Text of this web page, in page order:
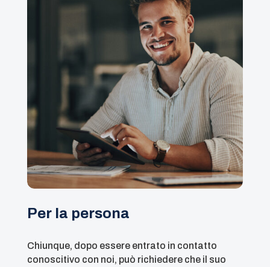
Per la persona
Chiunque, dopo essere entrato in contatto
conoscitivo con noi, può richiedere che il suo